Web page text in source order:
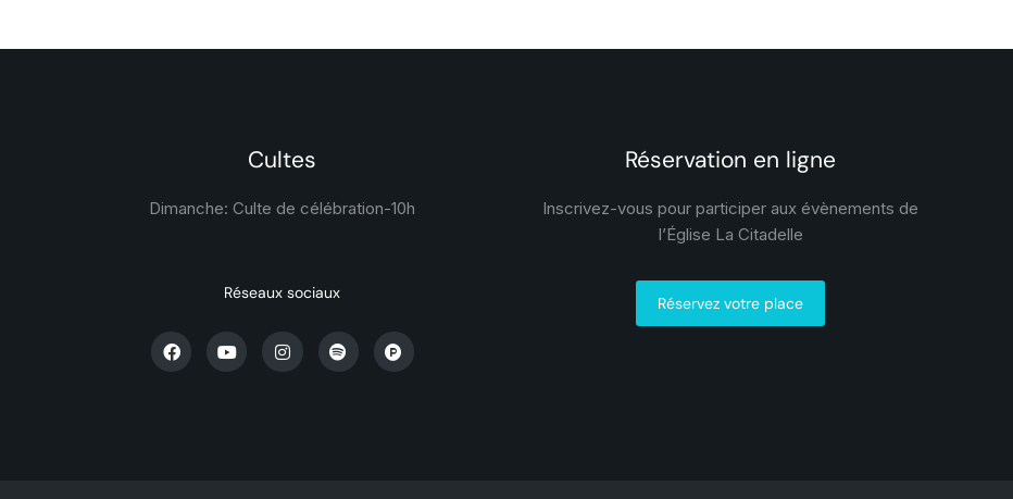
Cultes
Dimanche: Culte de célébration-10h
Réseaux sociaux
Réservation en ligne
Inscrivez-vous pour participer aux évènements de
l’Église La Citadelle
Réservez votre place